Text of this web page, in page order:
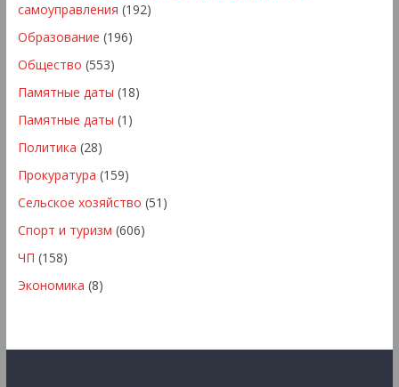
самоуправления (192)
Образование (196)
Общество (553)
Памятные даты (18)
Памятные даты (1)
Политика (28)
Прокуратура (159)
Сельское хозяйство (51)
Спорт и туризм (606)
ЧП (158)
Экономика (8)